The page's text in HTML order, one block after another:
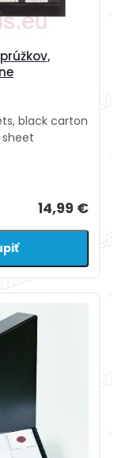
black carton
sheet
14,99 €